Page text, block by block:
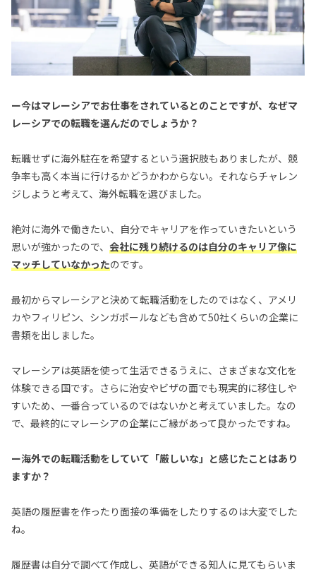
ー今はマレーシアでお仕事をされているとのことですが、なぜマ
レーシアでの転職を選んだのでしょうか？
転職せずに海外駐在を希望するという選択肢もありましたが、競
争率も高く本当に行けるかどうかわからない。それならチャレン
ジしようと考えて、海外転職を選びました。
絶対に海外で働きたい、自分でキャリアを作っていきたいという
思いが強かったので、 会社に残り続けるのは自分のキャリア像に
マッチしていなかったのです。
最初からマレーシアと決めて転職活動をしたのではなく、アメリ
カやフィリピン、シンガポールなども含めて50社くらいの企業に
書類を出しました。
マレーシアは英語を使って生活できるうえに、さまざまな文化を
体験できる国です。さらに治安やビザの面でも現実的に移住しや
すいため、一番合っているのではないかと考えていました。なの
で、最終的にマレーシアの企業にご縁があって良かったですね。
ー海外での転職活動をしていて「厳しいな」と感じたことはあり
ますか？
英語の履歴書を作ったり面接の準備をしたりするのは大変でした
ね。
履歴書は自分で調べて作成し、英語ができる知人に見てもらいま